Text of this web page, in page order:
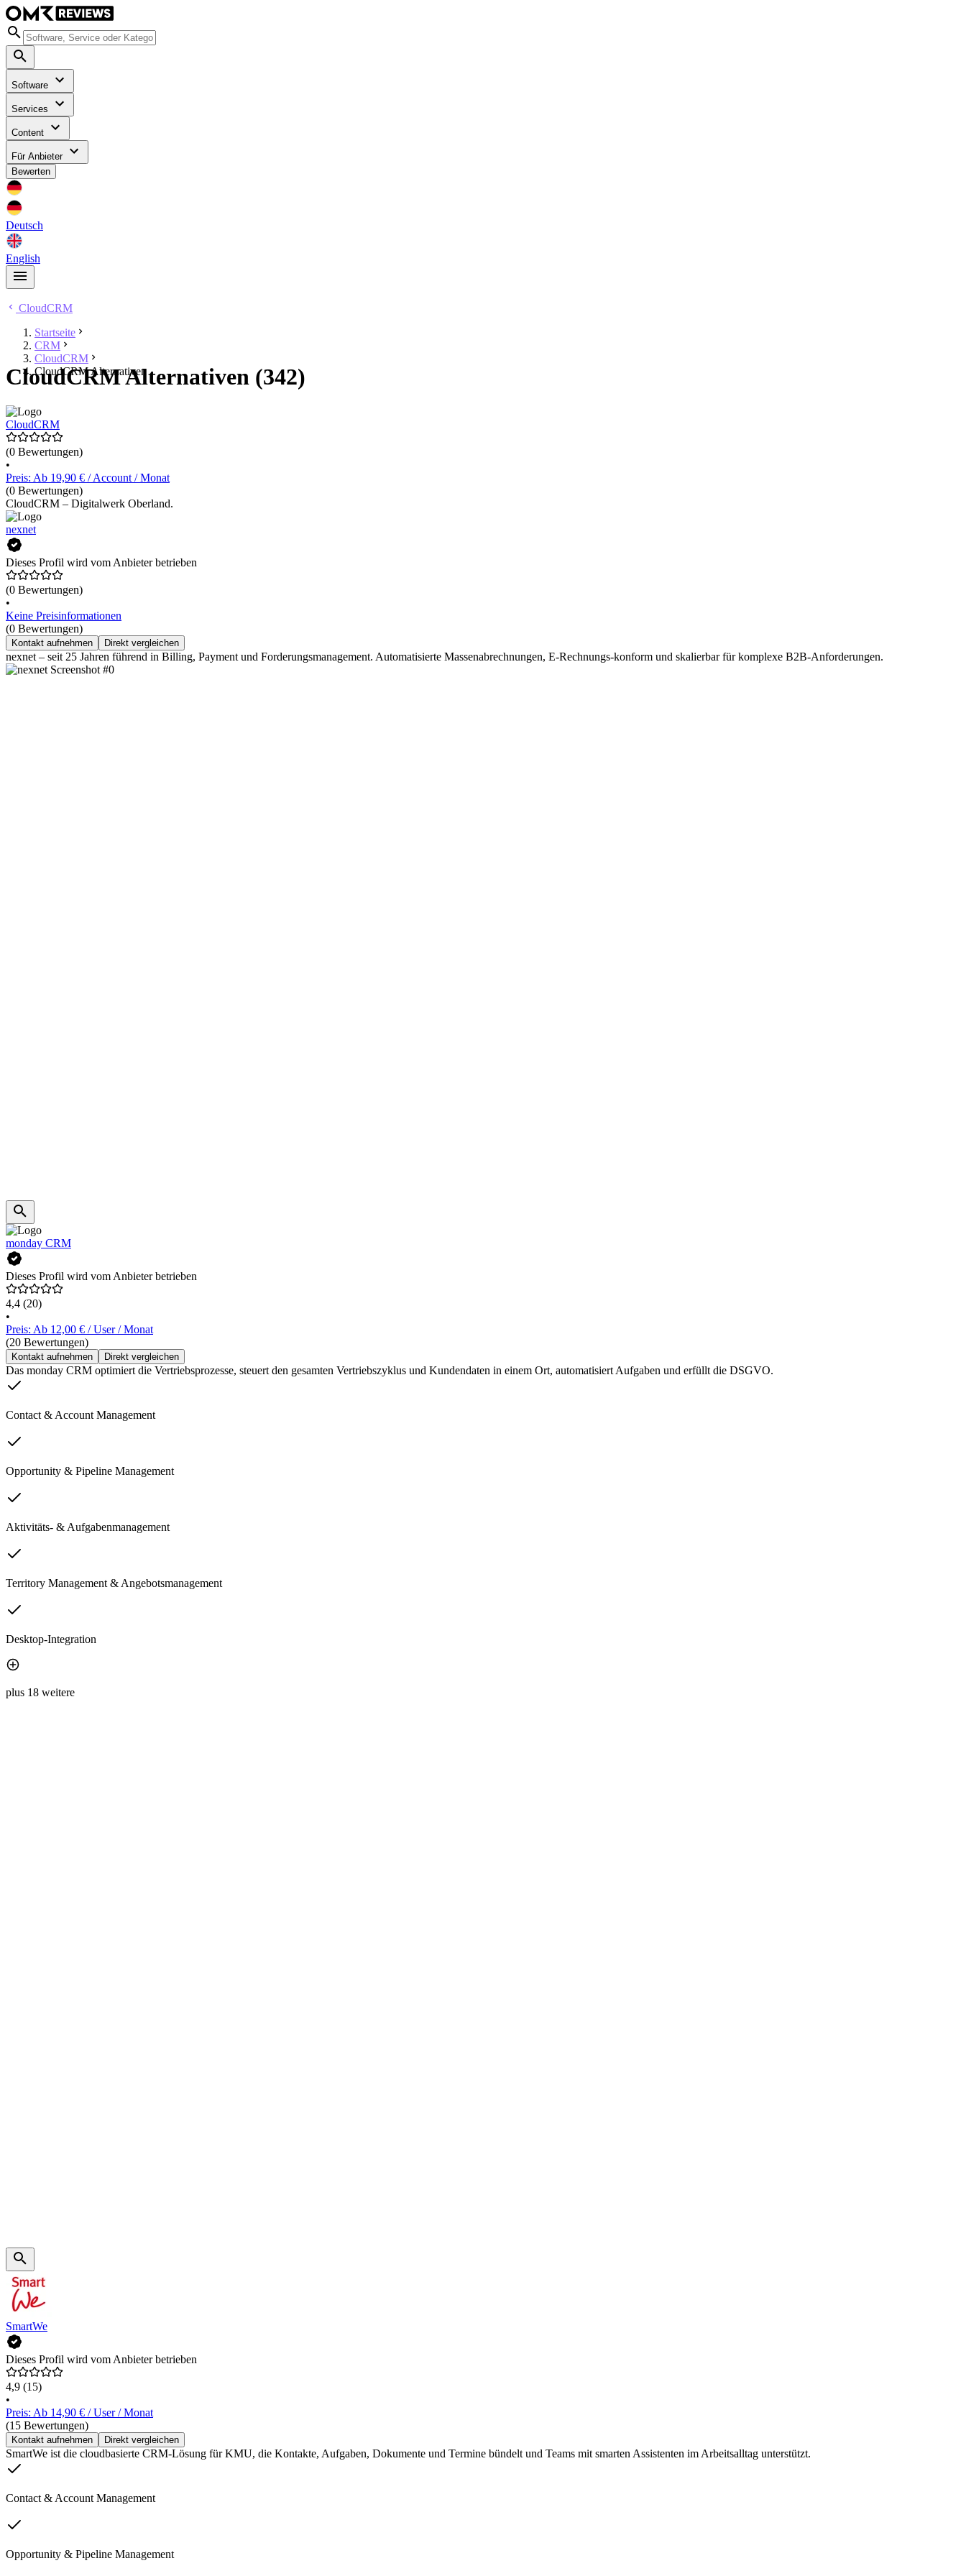
Software
Services
Content
Für Anbieter
Bewerten
Deutsch
English
CloudCRM
Startseite
CRM
CloudCRM
CloudCRM Alternativen
CloudCRM Alternativen (342)
CloudCRM
(0 Bewertungen)
•
Preis: Ab 19,90 € / Account / Monat
(0 Bewertungen)
CloudCRM – Digitalwerk Oberland.
nexnet
Dieses Profil wird vom Anbieter betrieben
(0 Bewertungen)
•
Keine Preisinformationen
(0 Bewertungen)
Kontakt aufnehmen Direkt vergleichen
nexnet – seit 25 Jahren führend in Billing, Payment und Forderungsmanagement. Automatisierte Massenabrechnungen, E-Rechnungs-konform und skalierbar für komplexe B2B-Anforderungen.
monday CRM
Dieses Profil wird vom Anbieter betrieben
4,4 (20)
•
Preis: Ab 12,00 € / User / Monat
(20 Bewertungen)
Kontakt aufnehmen Direkt vergleichen
Das monday CRM optimiert die Vertriebsprozesse, steuert den gesamten Vertriebszyklus und Kundendaten in einem Ort, automatisiert Aufgaben und erfüllt die DSGVO.
Contact & Account Management
Opportunity & Pipeline Management
Aktivitäts- & Aufgabenmanagement
Territory Management & Angebotsmanagement
Desktop-Integration
plus 18 weitere
SmartWe
Dieses Profil wird vom Anbieter betrieben
4,9 (15)
•
Preis: Ab 14,90 € / User / Monat
(15 Bewertungen)
Kontakt aufnehmen Direkt vergleichen
SmartWe ist die cloudbasierte CRM-Lösung für KMU, die Kontakte, Aufgaben, Dokumente und Termine bündelt und Teams mit smarten Assistenten im Arbeitsalltag unterstützt.
Contact & Account Management
Opportunity & Pipeline Management